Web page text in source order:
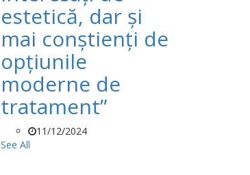
estetică, dar și
mai conștienți de
opțiunile
moderne de
tratament”
11/12/2024
See All